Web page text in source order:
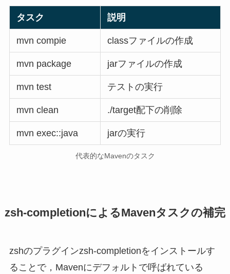
タスク 説明
mvn compie classファイルの作成
mvn package jarファイルの作成
mvn test テストの実行
mvn clean ./target配下の削除
mvn exec::java jarの実行
代表的なMavenのタスク
zsh-completionによるMavenタスクの補完
zshのプラグインzsh-completionをインストールす
ることで，Mavenにデフォルトで呼ばれている